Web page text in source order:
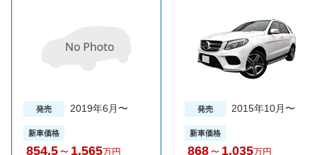
類で、GLE350d 4マチックには本革仕様車とスポーツというグレ
ードが用意されている。売れ筋はGLE350d 4マチック スポーツ
で新車価格は868万～1740万円となっている。
発売 2019年6月〜
新車価格
854.5～ 1,565万円
発売 2015年10月〜
新車価格
868～ 1,035万円